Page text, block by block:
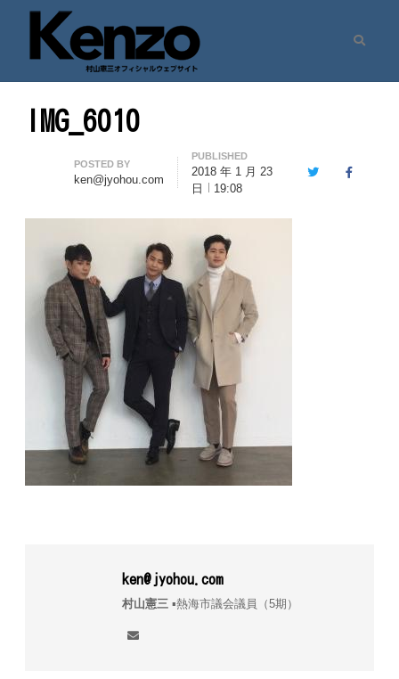
七転八起 – 村山憲三 Official Site
村山憲三ウェブサイト
IMG_6010
Author
POSTED BY
ken@jyohou.com
PUBLISHED
2018 年 1 月 23
日
19:08
TwitterFacebook
ken@jyohou.com
村山憲三▪︎熱海市議会議員（5期）